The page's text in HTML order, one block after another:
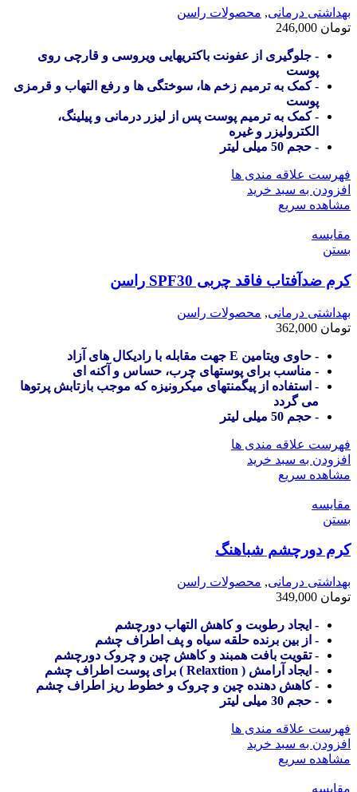
بهداشتی درمانی, محصولات راسن
تومان
- جلوگیری از عفونت باکتریهایی ویروسی و قارچی روی
پوست
- کمک به ترمیم زخم ها، سوختگی ها و رفع التهاب و قرمزی
پوست
- کمک به ترمیم پوست پس از لیزر درمانی و پیلینگ،
الکترولیزر و غیره
- حجم 50 میلی لیتر
فهرست علاقه مندی ها
افزودن به سبد خرید
مشاهده سریع
مقایسه
بستن
کرم ضدآفتاب فاقد چربی SPF30 راسن
بهداشتی درمانی, محصولات راسن
تومان
- حاوی ویتامین E جهت مقابله با رادیکال های آزاد
- مناسب برای پوستهای چرب، حساس و آکنه ای
- استفاده از پیگمنتهای میکرونیزه که موجب بازتابش پرتوها
می گردد
- حجم 50 میلی لیتر
فهرست علاقه مندی ها
افزودن به سبد خرید
مشاهده سریع
مقایسه
بستن
کرم دورچشم شباهنگ
بهداشتی درمانی, محصولات راسن
تومان
- ایجاد رطوبت و کاهش التهاب دورچشم
- از بین برنده حلقه سیاه و پف اطراف چشم
- تقویت بافت همبند و کاهش چین و چروک دورچشم
- ایجاد آرامش ( Relaxtion ) برای پوست اطراف چشم
- کاهش دهنده چین و چروک و خطوط ریز اطراف چشم
- حجم 30 میلی لیتر
فهرست علاقه مندی ها
افزودن به سبد خرید
مشاهده سریع
مقایسه